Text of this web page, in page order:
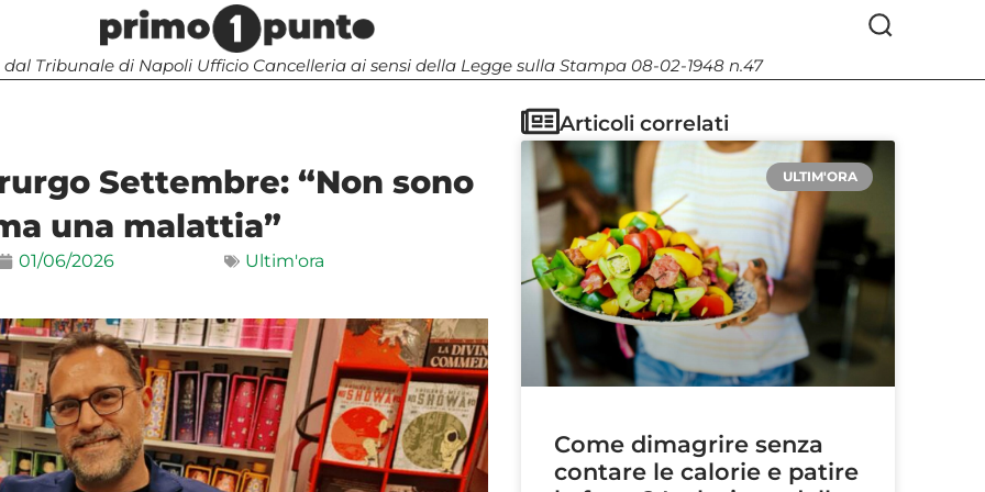
Tribunale di Napoli Ufficio Cancelleria ai sensi della Legge sulla Stampa 08-02-1948 n.47
Settembre: “Non sono
una malattia”
01/06/2026 Ultim'ora
Articoli correlati
ULTIM'ORA
Come dimagrire senza
contare le calorie e patire